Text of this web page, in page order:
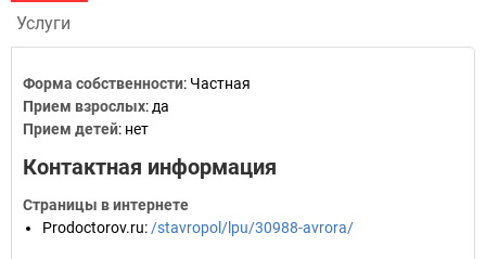
Услуги
Форма собственности: Частная
Прием взрослых: да
Прием детей: нет
Контактная информация
Страницы в интернете
Prodoctorov.ru: /stavropol/lpu/30988-avrora/